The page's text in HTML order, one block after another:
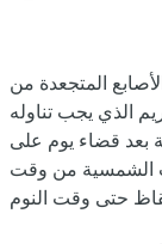
المتجعدة من
الذي يجب تناوله
بعد قضاء يوم على
الشمسية من وقت